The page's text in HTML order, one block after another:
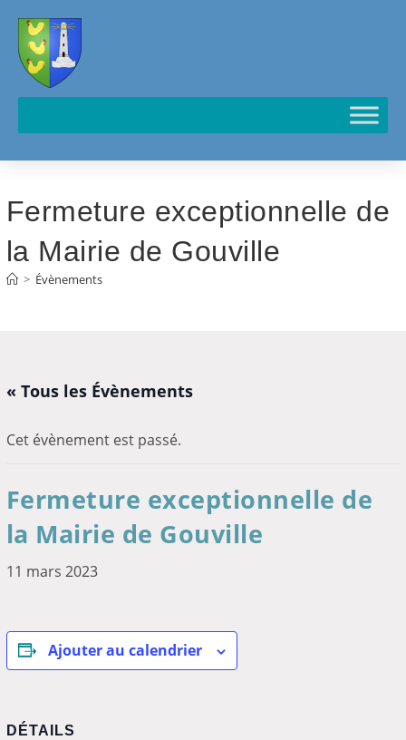
Fermeture exceptionnelle de
la Mairie de Gouville
> Évènements
« Tous les Évènements
Cet évènement est passé.
Fermeture exceptionnelle de
la Mairie de Gouville
11 mars 2023
Ajouter au calendrier
DÉTAILS